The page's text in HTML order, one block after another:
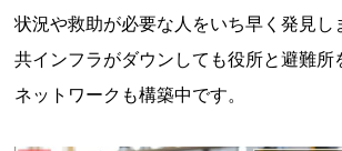
状況や救助が必要な人をいち早く発見し
共インフラがダウンしても役所と避難所
ネットワークも構築中です。